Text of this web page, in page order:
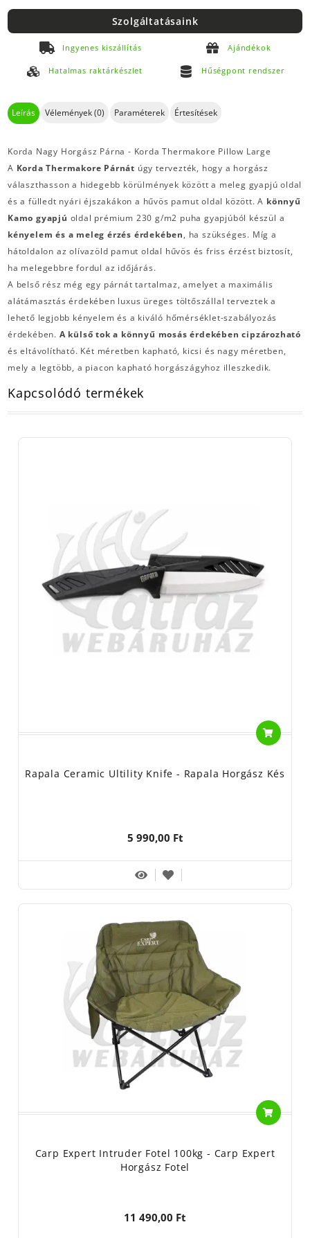
Szolgáltatásaink
Ingyenes kiszállítás Ajándékok
Hatalmas raktárkészlet Hűségpont rendszer
Leírás Vélemények (0) Paraméterek Értesítések
Korda Nagy Horgász Párna - Korda Thermakore Pillow Large
A Korda Thermakore Párnát úgy tervezték, hogy a horgász
választhasson a hidegebb körülmények között a meleg gyapjú oldal
és a fülledt nyári éjszakákon a hűvös pamut oldal között. A könnyű
Kamo gyapjú oldal prémium 230 g/m2 puha gyapjúból készül a
kényelem és a meleg érzés érdekében, ha szükséges. Míg a
hátoldalon az olívazöld pamut oldal hűvös és friss érzést biztosít,
ha melegebbre fordul az időjárás.
A belső rész még egy párnát tartalmaz, amelyet a maximális
alátámasztás érdekében luxus üreges töltőszállal terveztek a
lehető legjobb kényelem és a kiváló hőmérséklet-szabályozás
érdekében. A külső tok a könnyű mosás érdekében cipzározható
és eltávolítható. Két méretben kapható, kicsi és nagy méretben,
mely a legtöbb, a piacon kapható horgászágyhoz illeszkedik.
Kapcsolódó termékek
Rapala Ceramic Ultility Knife - Rapala Horgász Kés
5 990,00 Ft
Carp Expert Intruder Fotel 100kg - Carp Expert
Horgász Fotel
11 490,00 Ft